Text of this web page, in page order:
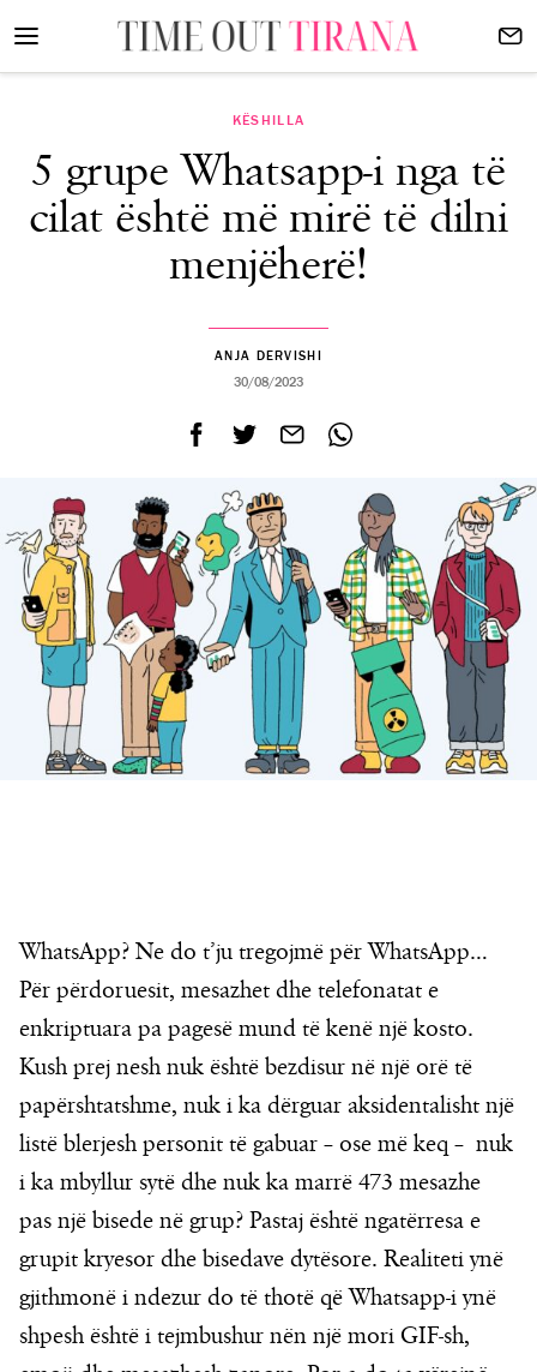
KËSHILLA
5 grupe Whatsapp-i nga të
cilat është më mirë të dilni
menjëherë!
ANJA DERVISHI
30/08/2023
WhatsApp? Ne do t’ju tregojmë për WhatsApp…
Për përdoruesit, mesazhet dhe telefonatat e
enkriptuara pa pagesë mund të kenë një kosto.
Kush prej nesh nuk është bezdisur në një orë të
papërshtatshme, nuk i ka dërguar aksidentalisht një
listë blerjesh personit të gabuar – ose më keq – nuk
i ka mbyllur sytë dhe nuk ka marrë 473 mesazhe
pas një bisede në grup? Pastaj është ngatërresa e
grupit kryesor dhe bisedave dytësore. Realiteti ynë
gjithmonë i ndezur do të thotë që Whatsapp-i ynë
shpesh është i tejmbushur nën një mori GIF-sh,